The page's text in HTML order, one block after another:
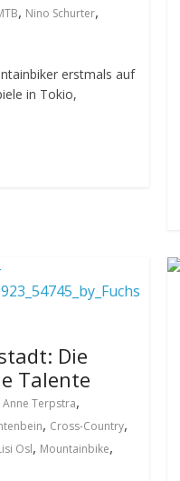
, Nino Schurter,
erstmals auf
in Tokio,
Die
Talente
Anne Terpstra,
, Cross-Country,
Osl, Mountainbike,